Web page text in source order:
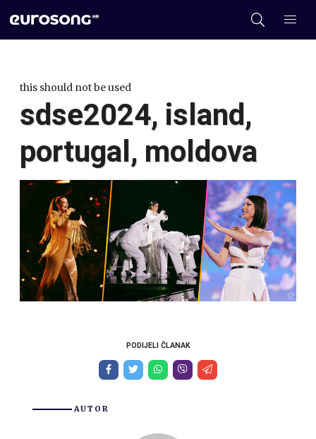
this should not be used
sdse2024, island,
portugal, moldova
PODIJELI ČLANAK
AUTOR